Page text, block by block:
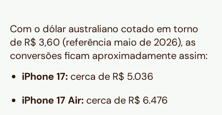
Com o dólar australiano cotado em torno
de R$ 3,60 (referência maio de 2026), as
conversões ficam aproximadamente assim:
iPhone 17: cerca de R$ 5.036
iPhone 17 Air: cerca de R$ 6.476